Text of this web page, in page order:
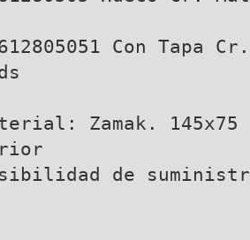
Con Tapa
Zamak.
de